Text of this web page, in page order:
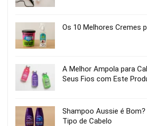
Os 10 Melhores Cremes
A Melhor Ampola para
Seus Fios com Este
Shampoo Aussie é Bom?
Tipo de Cabelo